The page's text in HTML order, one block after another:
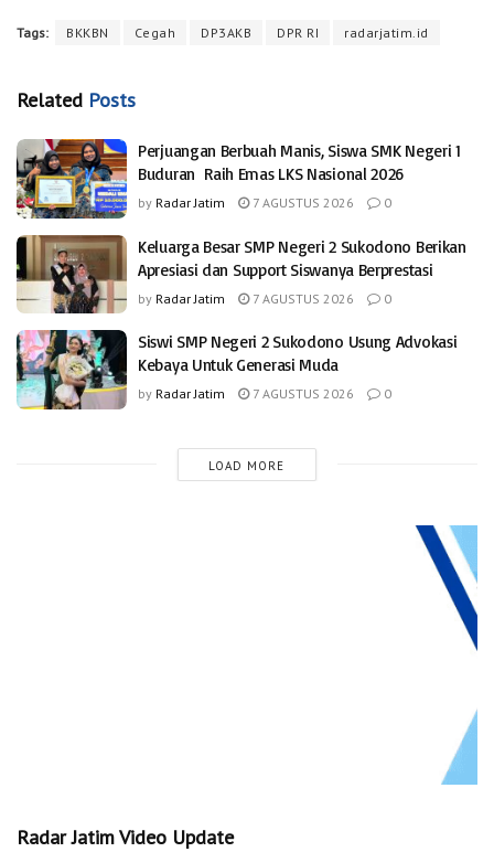
Tags: BKKBN Cegah DP3AKB DPR RI radarjatim.id
Related Posts
Perjuangan Berbuah Manis, Siswa SMK Negeri 1
Buduran Raih Emas LKS Nasional 2026
by Radar Jatim 7 AGUSTUS 2026 0
Keluarga Besar SMP Negeri 2 Sukodono Berikan
Apresiasi dan Support Siswanya Berprestasi
by Radar Jatim 7 AGUSTUS 2026 0
Siswi SMP Negeri 2 Sukodono Usung Advokasi
Kebaya Untuk Generasi Muda
by Radar Jatim 7 AGUSTUS 2026 0
LOAD MORE
Radar Jatim Video Update